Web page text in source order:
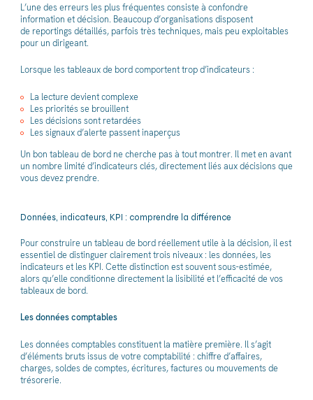
L’une des erreurs les plus fréquentes consiste à confondre
information et décision. Beaucoup d’organisations disposent
de reportings détaillés, parfois très techniques, mais peu exploitables
pour un dirigeant.
Lorsque les tableaux de bord comportent trop d’indicateurs :
La lecture devient complexe
Les priorités se brouillent
Les décisions sont retardées
Les signaux d’alerte passent inaperçus
Un bon tableau de bord ne cherche pas à tout montrer. Il met en avant
un nombre limité d’indicateurs clés, directement liés aux décisions que
vous devez prendre.
Données, indicateurs, KPI : comprendre la différence
Pour construire un tableau de bord réellement utile à la décision, il est
essentiel de distinguer clairement trois niveaux : les données, les
indicateurs et les KPI. Cette distinction est souvent sous-estimée,
alors qu’elle conditionne directement la lisibilité et l’efficacité de vos
tableaux de bord.
Les données comptables
Les données comptables constituent la matière première. Il s’agit
d’éléments bruts issus de votre comptabilité : chiffre d’affaires,
charges, soldes de comptes, écritures, factures ou mouvements de
trésorerie.